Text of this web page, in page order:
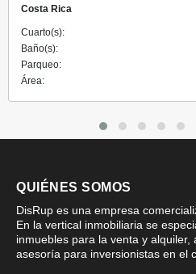
Costa Rica
Cuarto(s):
Baño(s):
Parqueo:
Área:
QUIÉNES SOMOS
DisRup es una empresa
En la vertical inmobiliaria se
inmuebles para la venta y alquiler,
asesoría para inversionistas en el